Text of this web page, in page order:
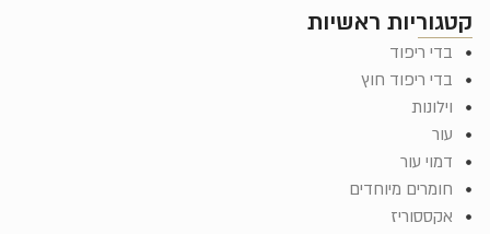
קטגוריות ראשיות
בדי ריפוד
בדי ריפוד חוץ
וילונות
עור
דמוי עור
חומרים מיוחדים
אקססוריז